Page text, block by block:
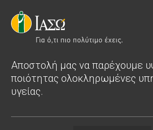
Αποστολή μας να παρέχουμε
ποιότητας ολοκληρωμένες
υγείας.